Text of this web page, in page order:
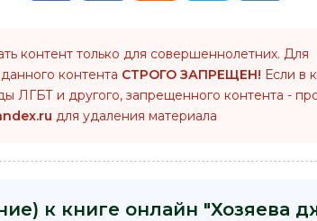
контент только для совершеннолетних. Для
контента СТРОГО ЗАПРЕЩЕН! Если в
ЛГБТ и другого, запрещенного контента -
для удаления материала
к книге онлайн "Хозяева